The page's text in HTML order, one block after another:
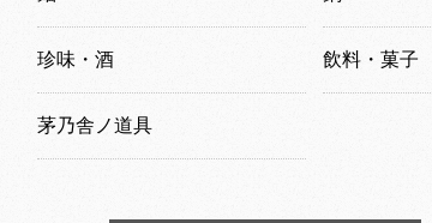
珍味・酒 飲料・菓子
茅乃舎ノ道具